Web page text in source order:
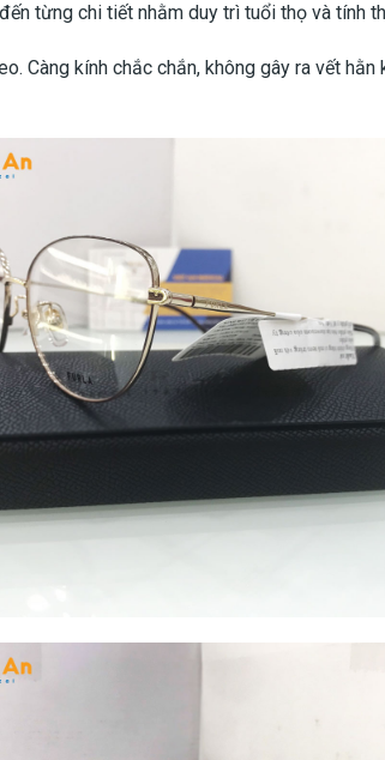
từng chi tiết nhằm duy trì tuổi thọ và tính
Càng kính chắc chắn, không gây ra vết